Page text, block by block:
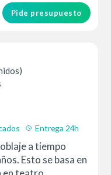
Pide presupuesto
Entrega 24h
a tiempo
Esto se basa en